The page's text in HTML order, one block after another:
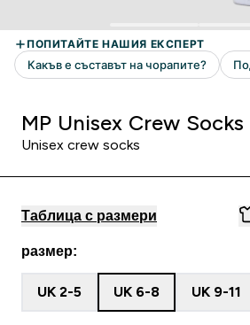
MP Unisex Crew Socks
Unisex crew socks
Таблица с размери
размер:
UK 2-5 UK 6-8 UK 9-11